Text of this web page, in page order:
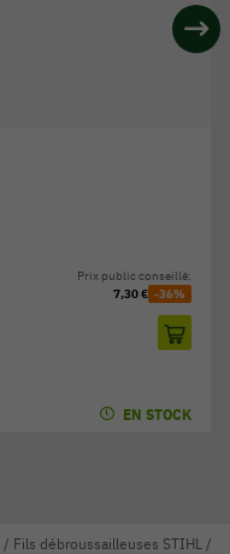
Prix public conseillé:
7,30 € -36%
EN STOCK
/ Fils débroussailleuses STIHL /